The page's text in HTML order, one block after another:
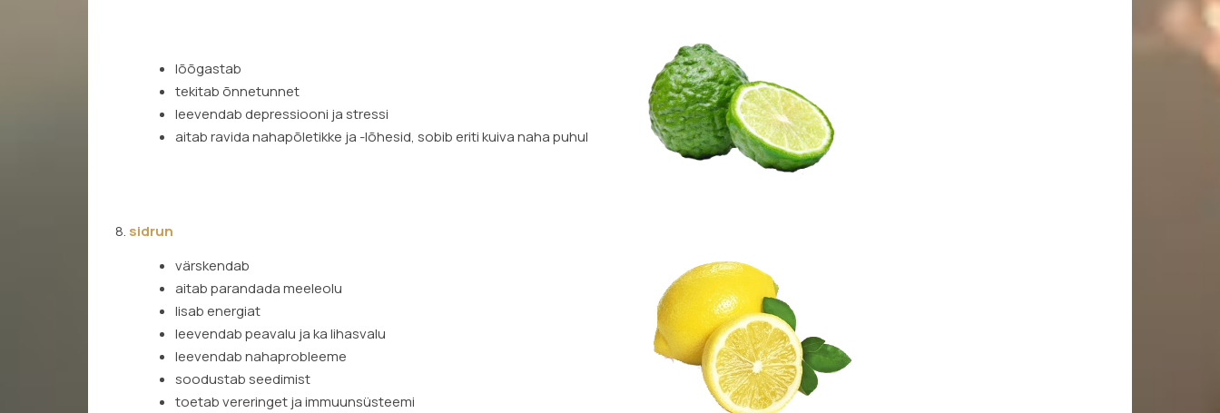
lõõgastab
tekitab õnnetunnet
leevendab depressiooni ja stressi
aitab ravida nahapõletikke ja -lõhesid, sobib eriti kuiva naha puhul
8. sidrun
värskendab
aitab parandada meeleolu
lisab energiat
leevendab peavalu ja ka lihasvalu
leevendab nahaprobleeme
soodustab seedimist
toetab vereringet ja immuunsüsteemi